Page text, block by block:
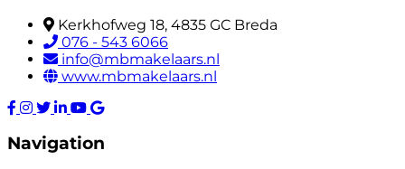
Kerkhofweg 18, 4835 GC Breda
076 - 543 6066
info@mbmakelaars.nl
www.mbmakelaars.nl
Navigation